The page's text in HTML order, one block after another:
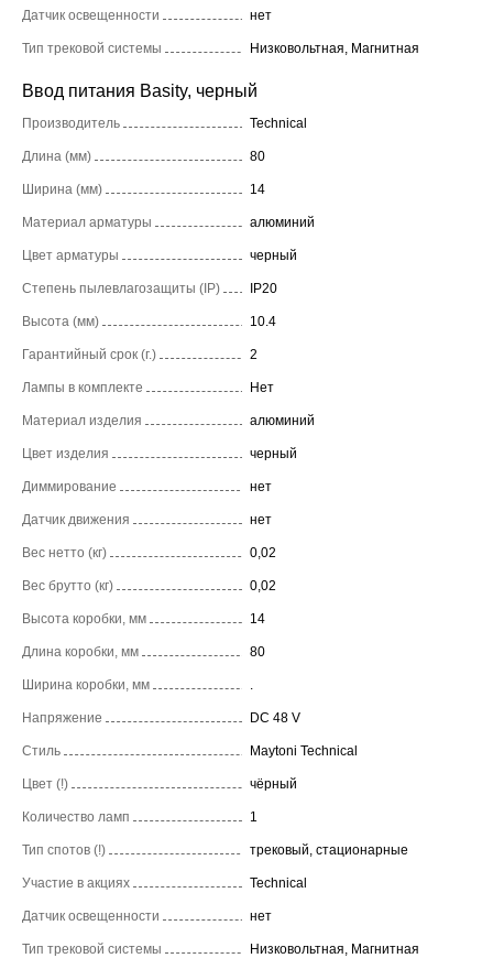
Датчик освещенности нет
Тип трековой системы Низковольтная, Магнитная
Ввод питания Basity, черный
Производитель Technical
Длина (мм) 80
Ширина (мм) 14
Материал арматуры алюминий
Цвет арматуры черный
Степень пылевлагозащиты (IP) IP20
Высота (мм) 10.4
Гарантийный срок (г.) 2
Лампы в комплекте Нет
Материал изделия алюминий
Цвет изделия черный
Диммирование нет
Датчик движения нет
Вес нетто (кг) 0,02
Вес брутто (кг) 0,02
Высота коробки, мм 14
Длина коробки, мм 80
Ширина коробки, мм
Напряжение DC 48 V
Стиль Maytoni Technical
Цвет (!) чёрный
Количество ламп 1
Тип спотов (!) трековый, стационарные
Участие в акциях Technical
Датчик освещенности нет
Тип трековой системы Низковольтная, Магнитная